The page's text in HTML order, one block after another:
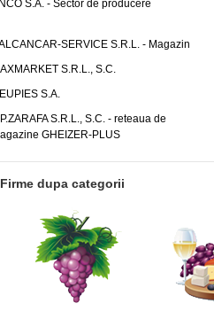
S.A. - Sector de producere
SERVICE S.R.L. - Magazin
S.R.L., S.C.
S.A.
S.R.L., S.C. - reteaua de
GHEIZER-PLUS
Firme dupa categorii